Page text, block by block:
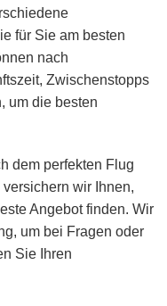
für Sie am besten
nach
Zwischenstopps
um die besten
dem perfekten Flug
wir Ihnen,
Angebot finden. Wir
um bei Fragen oder
Sie Ihren